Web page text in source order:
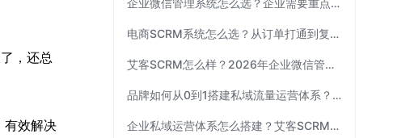
，还总
有效解决
企业微信管理系统怎么选？企业需要重点考察这7项能力|艾客SCRM
电商SCRM系统怎么选？从订单打通到复购运营 | 艾客SCRM
艾客SCRM怎么样？2026年企业微信管理工具选型指南
品牌如何从0到1搭建私域流量运营体系？| 艾客SCRM
企业私域运营体系怎么搭建？艾客SCRM拆解三个关键环节